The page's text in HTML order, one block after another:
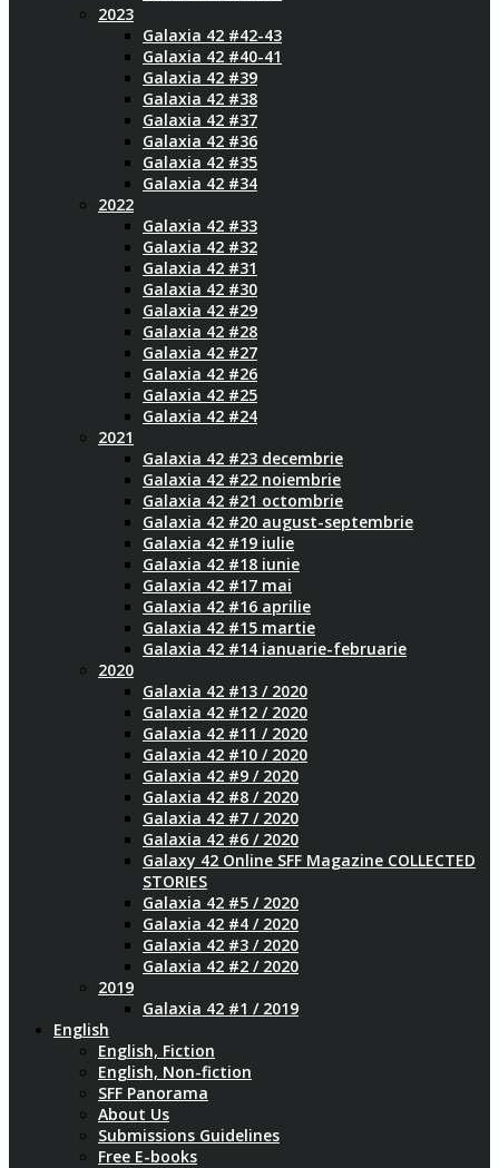
2023
Galaxia 42 #42-43
Galaxia 42 #40-41
Galaxia 42 #39
Galaxia 42 #38
Galaxia 42 #37
Galaxia 42 #36
Galaxia 42 #35
Galaxia 42 #34
2022
Galaxia 42 #33
Galaxia 42 #32
Galaxia 42 #31
Galaxia 42 #30
Galaxia 42 #29
Galaxia 42 #28
Galaxia 42 #27
Galaxia 42 #26
Galaxia 42 #25
Galaxia 42 #24
2021
Galaxia 42 #23 decembrie
Galaxia 42 #22 noiembrie
Galaxia 42 #21 octombrie
Galaxia 42 #20 august-septembrie
Galaxia 42 #19 iulie
Galaxia 42 #18 iunie
Galaxia 42 #17 mai
Galaxia 42 #16 aprilie
Galaxia 42 #15 martie
Galaxia 42 #14 ianuarie-februarie
2020
Galaxia 42 #13 / 2020
Galaxia 42 #12 / 2020
Galaxia 42 #11 / 2020
Galaxia 42 #10 / 2020
Galaxia 42 #9 / 2020
Galaxia 42 #8 / 2020
Galaxia 42 #7 / 2020
Galaxia 42 #6 / 2020
Galaxy 42 Online SFF Magazine COLLECTED
STORIES
Galaxia 42 #5 / 2020
Galaxia 42 #4 / 2020
Galaxia 42 #3 / 2020
Galaxia 42 #2 / 2020
2019
Galaxia 42 #1 / 2019
English
English, Fiction
English, Non-fiction
SFF Panorama
About Us
Submissions Guidelines
Free E-books